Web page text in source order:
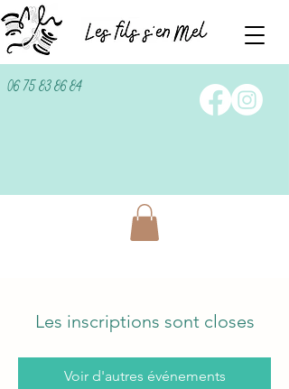
06 75 83 86 84
Les inscriptions sont closes
Voir d'autres événements